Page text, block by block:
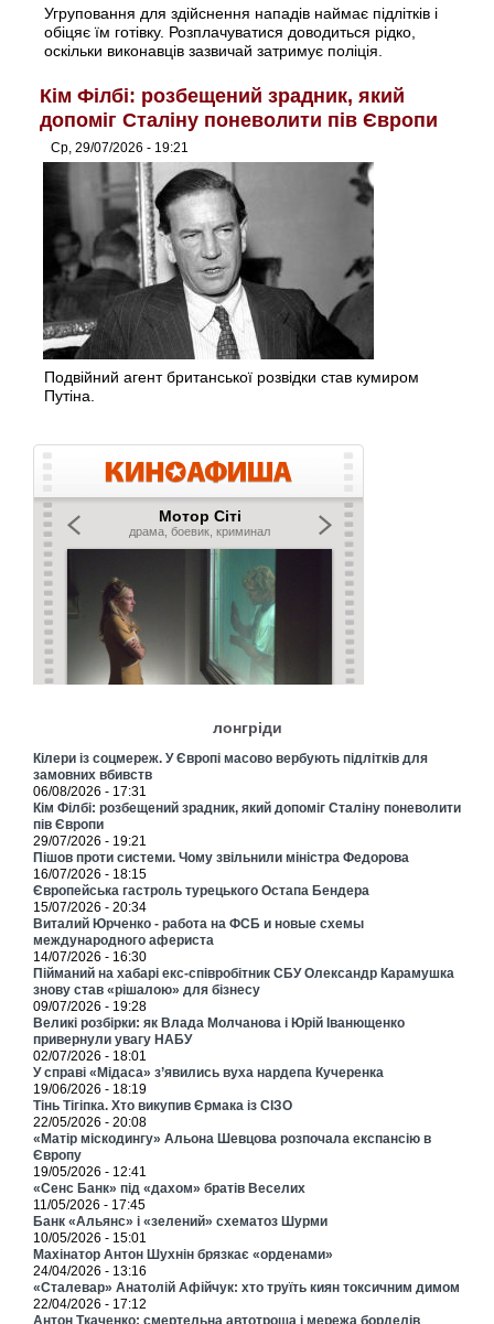
Угруповання для здійснення нападів наймає підлітків і
обіцяє їм готівку. Розплачуватися доводиться рідко,
оскільки виконавців зазвичай затримує поліція.
Кім Філбі: розбещений зрадник, який
допоміг Сталіну поневолити пів Європи
Ср, 29/07/2026 - 19:21
Подвійний агент британської розвідки став кумиром
Путіна.
лонгріди
Кілери із соцмереж. У Європі масово вербують підлітків для
замовних вбивств
06/08/2026 - 17:31
Кім Філбі: розбещений зрадник, який допоміг Сталіну поневолити
пів Європи
29/07/2026 - 19:21
Пішов проти системи. Чому звільнили міністра Федорова
16/07/2026 - 18:15
Європейська гастроль турецького Остапа Бендера
15/07/2026 - 20:34
Виталий Юрченко - работа на ФСБ и новые схемы
международного афериста
14/07/2026 - 16:30
Пійманий на хабарі екс-співробітник СБУ Олександр Карамушка
знову став «рішалою» для бізнесу
09/07/2026 - 19:28
Великі розбірки: як Влада Молчанова і Юрій Іванющенко
привернули увагу НАБУ
02/07/2026 - 18:01
У справі «Мідаса» з’явились вуха нардепа Кучеренка
19/06/2026 - 18:19
Тінь Тігіпка. Хто викупив Єрмака із СІЗО
22/05/2026 - 20:08
«Матір міскодингу» Альона Шевцова розпочала експансію в
Європу
19/05/2026 - 12:41
«Сенс Банк» під «дахом» братів Веселих
11/05/2026 - 17:45
Банк «Альянс» і «зелений» схематоз Шурми
10/05/2026 - 15:01
Махінатор Антон Шухнін брязкає «орденами»
24/04/2026 - 13:16
«Сталевар» Анатолій Афійчук: хто труїть киян токсичним димом
22/04/2026 - 17:12